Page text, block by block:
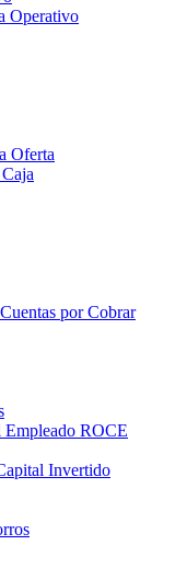
Operativo
Oferta
por Cobrar
Empleado ROCE
Invertido